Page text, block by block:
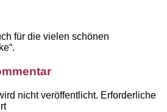
für die vielen schönen
nicht veröffentlicht. Erforderliche